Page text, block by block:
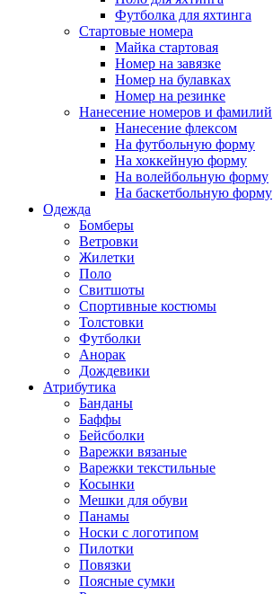
Футболка для яхтинга
Стартовые номера
Майка стартовая
Номер на завязке
Номер на булавках
Номер на резинке
Нанесение номеров и фамилий
Нанесение флексом
На футбольную форму
На хоккейную форму
На волейбольную форму
На баскетбольную форму
Одежда
Бомберы
Ветровки
Жилетки
Поло
Свитшоты
Спортивные костюмы
Толстовки
Футболки
Анорак
Дождевики
Атрибутика
Банданы
Баффы
Бейсболки
Варежки вязаные
Варежки текстильные
Косынки
Мешки для обуви
Панамы
Носки с логотипом
Пилотки
Повязки
Поясные сумки